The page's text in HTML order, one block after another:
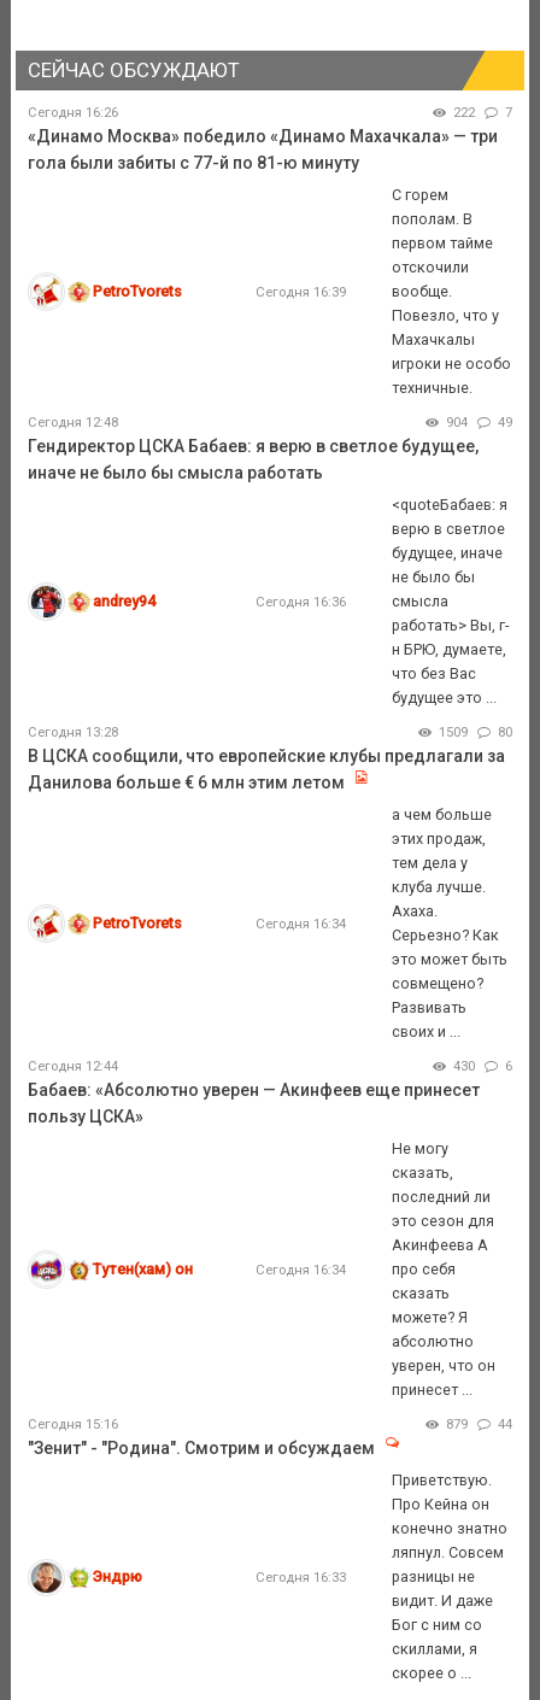
СЕЙЧАС ОБСУЖДАЮТ
Сегодня 16:26 222 7
«Динамо Москва» победило «Динамо Махачкала» — три
гола были забиты с 77-й по 81-ю минуту
PetroTvorets Сегодня 16:39
С горем
пополам. В
первом тайме
отскочили
вообще.
Повезло, что у
Махачкалы
игроки не особо
техничные.
Сегодня 12:48 904 49
Гендиректор ЦСКА Бабаев: я верю в светлое будущее,
иначе не было бы смысла работать
andrey94 Сегодня 16:36
<quoteБабаев: я
верю в светлое
будущее, иначе
не было бы
смысла
работать> Вы, г-
н БРЮ, думаете,
что без Вас
будущее это ...
Сегодня 13:28 1509 80
В ЦСКА сообщили, что европейские клубы предлагали за
Данилова больше € 6 млн этим летом
PetroTvorets Сегодня 16:34
а чем больше
этих продаж,
тем дела у
клуба лучше.
Ахаха.
Серьезно? Как
это может быть
совмещено?
Развивать
своих и ...
Сегодня 12:44 430 6
Бабаев: «Абсолютно уверен — Акинфеев еще принесет
пользу ЦСКА»
Тутен(хам) он Сегодня 16:34
Не могу
сказать,
последний ли
это сезон для
Акинфеева А
про себя
сказать
можете? Я
абсолютно
уверен, что он
принесет ...
Сегодня 15:16 879 44
"Зенит" - "Родина". Смотрим и обсуждаем
Эндрю Сегодня 16:33
Приветствую.
Про Кейна он
конечно знатно
ляпнул. Совсем
разницы не
видит. И даже
Бог с ним со
скиллами, я
скорее о ...